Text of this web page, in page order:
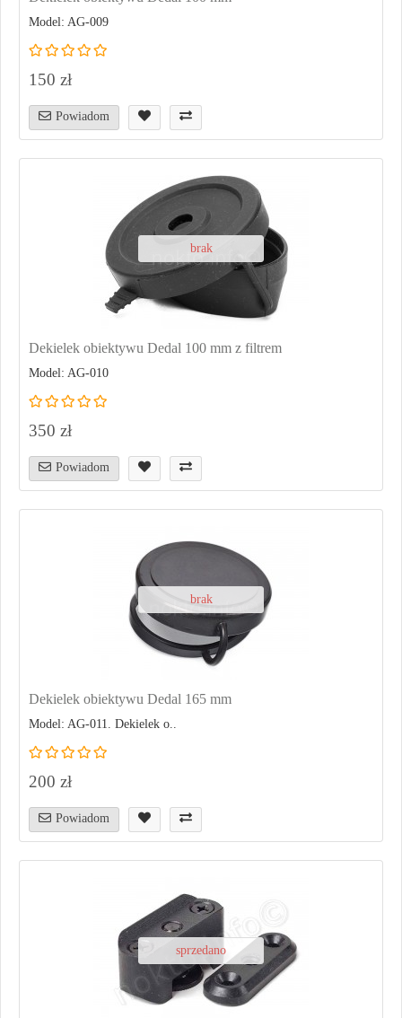
Model: AG-009
150 zł
Powiadom
brak
Dekielek obiektywu Dedal 100 mm z filtrem
Model: AG-010
350 zł
Powiadom
brak
Dekielek obiektywu Dedal 165 mm
Model: AG-011. Dekielek o..
200 zł
Powiadom
sprzedano